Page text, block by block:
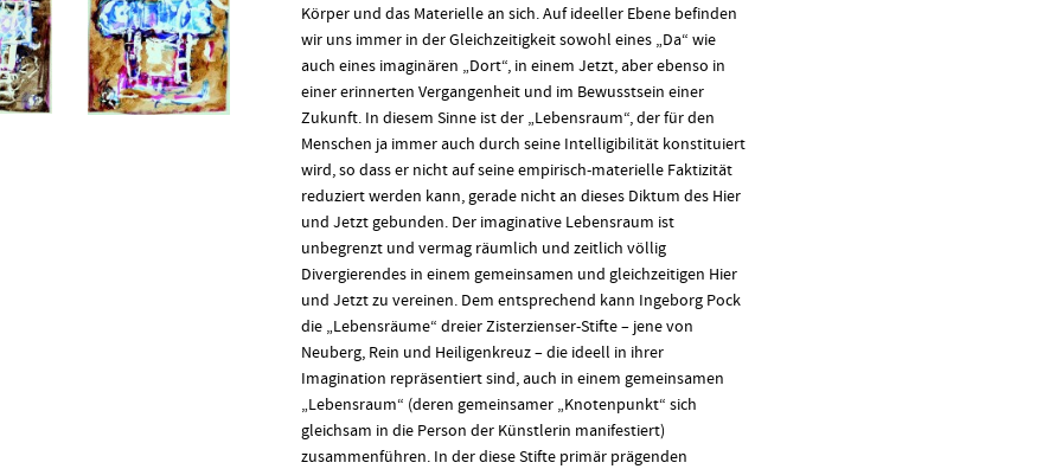
Körper und das Materielle an sich. Auf ideeller Ebene befinden
wir uns immer in der Gleichzeitigkeit sowohl eines „Da“ wie
auch eines imaginären „Dort“, in einem Jetzt, aber ebenso in
einer erinnerten Vergangenheit und im Bewusstsein einer
Zukunft. In diesem Sinne ist der „Lebensraum“, der für den
Menschen ja immer auch durch seine Intelligibilität konstituiert
wird, so dass er nicht auf seine empirisch-materielle Faktizität
reduziert werden kann, gerade nicht an dieses Diktum des Hier
und Jetzt gebunden. Der imaginative Lebensraum ist
unbegrenzt und vermag räumlich und zeitlich völlig
Divergierendes in einem gemeinsamen und gleichzeitigen Hier
und Jetzt zu vereinen. Dem entsprechend kann Ingeborg Pock
die „Lebensräume“ dreier Zisterzienser-Stifte – jene von
Neuberg, Rein und Heiligenkreuz – die ideell in ihrer
Imagination repräsentiert sind, auch in einem gemeinsamen
„Lebensraum“ (deren gemeinsamer „Knotenpunkt“ sich
gleichsam in die Person der Künstlerin manifestiert)
zusammenführen. In der diese Stifte primär prägenden